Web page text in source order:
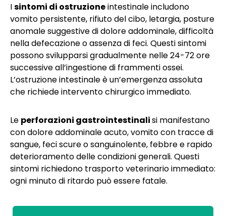
Isintomi di ostruzioneintestinale includono
vomito persistente, rifiuto del cibo, letargia, posture
anomale suggestive di dolore addominale, difficoltà
nella defecazione o assenza di feci. Questi sintomi
possono svilupparsi gradualmente nelle 24-72 ore
successive all’ingestione di frammenti ossei.
L’ostruzione intestinale è un’emergenza assoluta
che richiede intervento chirurgico immediato.
Le perforazioni gastrointestinalisi manifestano
con dolore addominale acuto, vomito con tracce di
sangue, feci scure o sanguinolente, febbre e rapido
deterioramento delle condizioni generali. Questi
sintomi richiedono trasporto veterinario immediato:
ogni minuto di ritardo può essere fatale.